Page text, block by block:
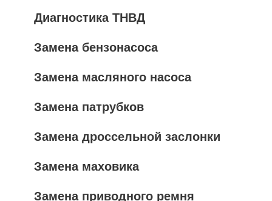
Диагностика ТНВД
Замена бензонасоса
Замена масляного насоса
Замена патрубков
Замена дроссельной заслонки
Замена маховика
Замена приводного ремня